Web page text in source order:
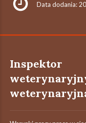
Data dodania:
Inspektor